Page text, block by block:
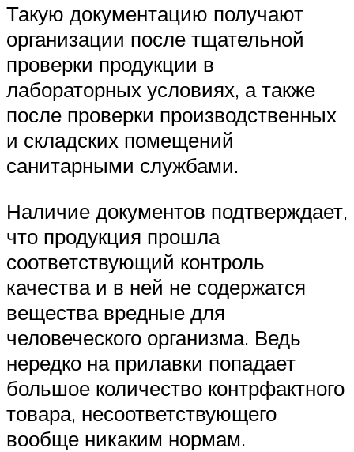
Такую документацию получают
организации после тщательной
проверки продукции в
лабораторных условиях, а также
после проверки производственных
и складских помещений
санитарными службами.
Наличие документов подтверждает,
что продукция прошла
соответствующий контроль
качества и в ней не содержатся
вещества вредные для
человеческого организма. Ведь
нередко на прилавки попадает
большое количество контрфактного
товара, несоответствующего
вообще никаким нормам.